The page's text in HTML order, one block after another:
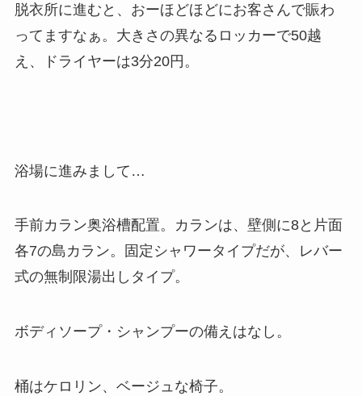
脱衣所に進むと、おーほどほどにお客さんで賑わ
ってますなぁ。 大きさの異なるロッカーで50越
え、ドライヤーは3分20円。
浴場に進みまして…
手前カラン奥浴槽配置。カランは、壁側に8と片面
各7の島カラン。
固定シャワータイプだが、レバー
式の無制限湯出しタイプ。
ボディソープ・シャンプーの備えはなし。
桶はケロリン、ベージュな椅子。